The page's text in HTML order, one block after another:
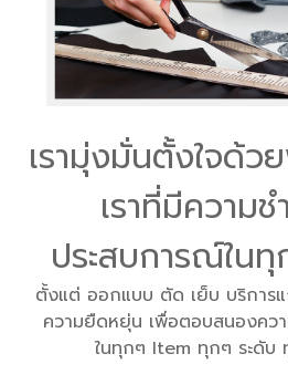
เรามุ่งมั่นตั้งใจด้
เราที่มีความ
ประสบการณ์ใน
ตั้งแต่ ออกแบบ ตัด เย็บ บริการ
ความยืดหยุ่น เพื่อตอบสนองคว
ในทุกๆ Item ทุกๆ ระดับ